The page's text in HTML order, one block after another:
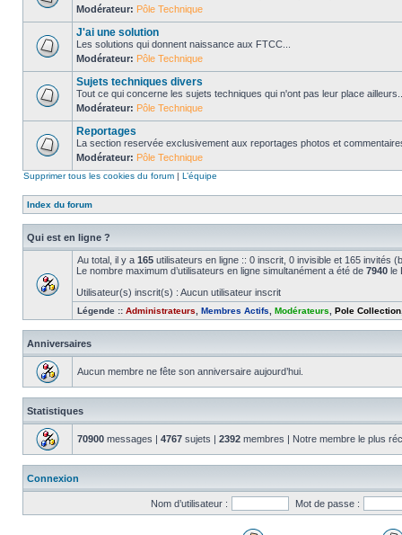
Modérateur: Pôle Technique
J'ai une solution
Les solutions qui donnent naissance aux FTCC...
Modérateur: Pôle Technique
Sujets techniques divers
Tout ce qui concerne les sujets techniques qui n'ont pas leur place
Modérateur: Pôle Technique
Reportages
La section reservée exclusivement aux reportages photos et
Modérateur: Pôle Technique
Supprimer tous les cookies du forum | L’équipe
Index du forum
Qui est en ligne ?
Au total, il y a 165 utilisateurs en ligne :: 0 inscrit, 0 invisible et 165 invités
Le nombre maximum d’utilisateurs en ligne simultanément a été de 7940 le
Utilisateur(s) inscrit(s) : Aucun utilisateur inscrit
Légende :: Administrateurs Membres Actifs Modérateurs Pole Collection
Anniversaires
Aucun membre ne fête son anniversaire aujourd’hui.
Statistiques
70900 messages | 4767 sujets | 2392 membres | Notre membre le plus
Connexion
Nom d’utilisateur : Mot de passe :